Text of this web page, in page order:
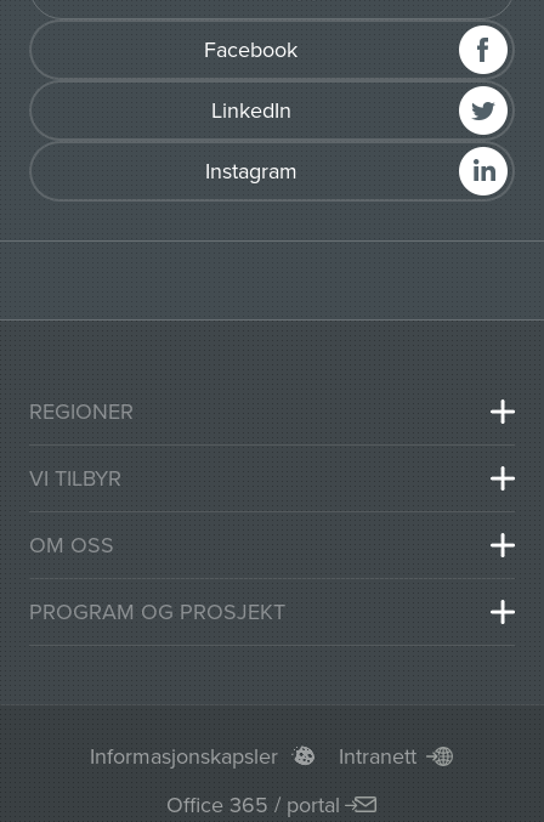
Facebook
LinkedIn
Instagram
REGIONER
VI TILBYR
OM OSS
PROGRAM OG PROSJEKT
Informasjonskapsler
Intranett
Office 365 / portal